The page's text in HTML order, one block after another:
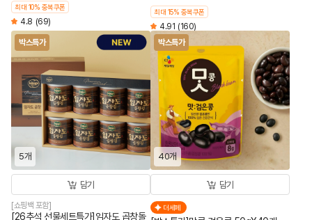
최대 10% 중복쿠폰
4.8 (69)
최대 15% 중복쿠폰
4.91 (160)
박스특가
5개
담기
[쇼핑백 포함]
[26추석 선물세트특가]임자도 곱창돌
박스특가
40개
담기
더세페